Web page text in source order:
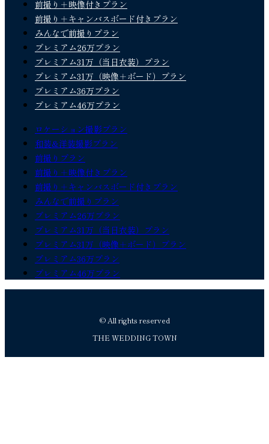
前撮り＋映像付きプラン
前撮り＋キャンバスボード付きプラン
みんなで前撮りプラン
プレミアム26万プラン
プレミアム31万（当日衣装）プラン
プレミアム31万（映像＋ボード）プラン
プレミアム36万プラン
プレミアム46万プラン
ロケーション撮影プラン
和装&洋装撮影プラン
前撮りプラン
前撮り＋映像付きプラン
前撮り＋キャンバスボード付きプラン
みんなで前撮りプラン
プレミアム26万プラン
プレミアム31万（当日衣装）プラン
プレミアム31万（映像＋ボード）プラン
プレミアム36万プラン
プレミアム46万プラン
© All rights reserved
THE WEDDING TOWN